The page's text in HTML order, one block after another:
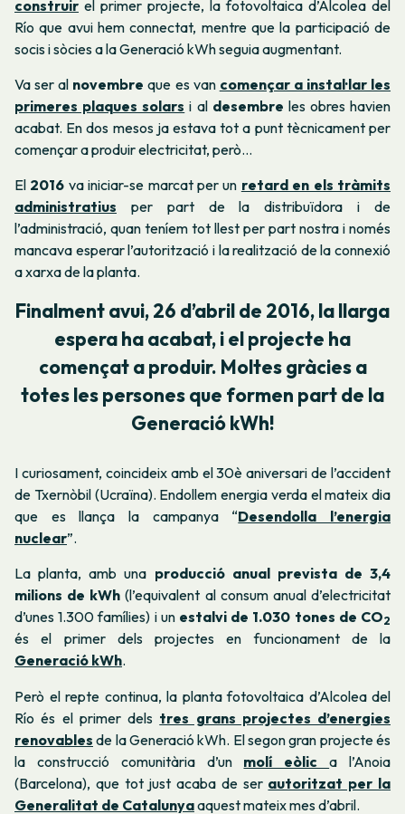
construir el primer projecte, la fotovoltaica d’Alcolea del
Río que avui hem connectat, mentre que la participació de
socis i sòcies a la Generació kWh seguia augmentant.
Va ser al novembre que es van començar a instal·lar les
primeres plaques solars i al desembre les obres havien
acabat. En dos mesos ja estava tot a punt tècnicament per
començar a produir electricitat, però…
El 2016 va iniciar-se marcat per un retard en els tràmits
administratius per part de la distribuïdora i de
l’administració, quan teníem tot llest per part nostra i només
mancava esperar l’autorització i la realització de la connexió
a xarxa de la planta.
Finalment avui, 26 d’abril de 2016, la llarga
espera ha acabat, i el projecte ha
començat a produir. Moltes gràcies a
totes les persones que formen part de la
Generació kWh!
I curiosament, coincideix amb el 30è aniversari de l’accident
de Txernòbil (Ucraïna). Endollem energia verda el mateix dia
que es llança la campanya “Desendolla l’energia
nuclear”.
La planta, amb una producció anual prevista de 3,4
milions de kWh (l’equivalent al consum anual d’electricitat
d’unes 1.300 famílies) i un estalvi de 1.030 tones de CO2
és el primer dels projectes en funcionament de la
Generació kWh.
Però el repte continua, la planta fotovoltaica d’Alcolea del
Río és el primer dels tres grans projectes d’energies
renovables de la Generació kWh. El segon gran projecte és
la construcció comunitària d’un molí eòlica l’Anoia
(Barcelona), que tot just acaba de ser autoritzat per la
Generalitat de Catalunyaaquest mateix mes d’abril.